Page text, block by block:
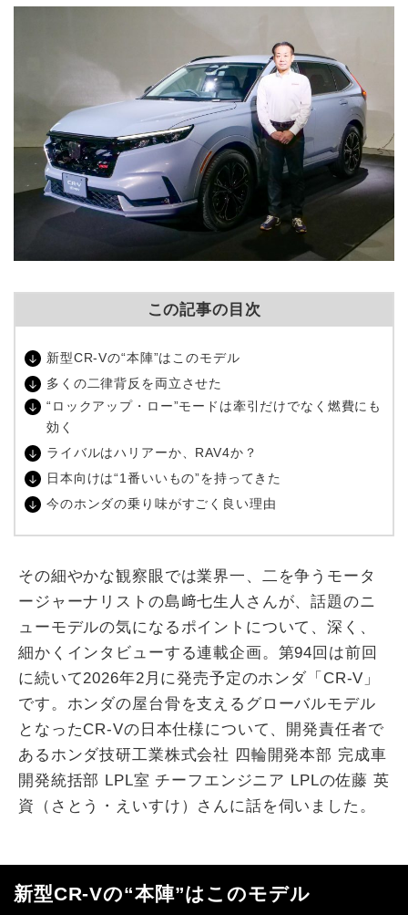
この記事の目次
新型CR-Vの“本陣”はこのモデル
多くの二律背反を両立させた
“ロックアップ・ロー”モードは牽引だけでなく燃費にも
効く
ライバルはハリアーか、 RAV4か？
日本向けは“1 番いいもの”を持ってきた
今のホンダの乗り味がすごく良い理由
その細やかな観察眼では業界一、二を争うモータ
ージャーナリストの島﨑七生人さんが、話題のニ
ューモデルの気になるポイントについて、深く、
細かくインタビューする連載企画。第94回は前回
に続いて2026年2 月に発売予定のホンダ「 CR-V 」
です。ホンダの屋台骨を支えるグローバルモデル
となったCR-Vの日本仕様について、開発責任者で
あるホンダ技研工業株式会社 四輪開発本部 完成車
開発統括部 LPL室 チーフエンジニア LPLの佐藤 英
資（さとう・えいすけ）さんに話を伺いました。
新型CR-Vの“本陣”はこのモデル